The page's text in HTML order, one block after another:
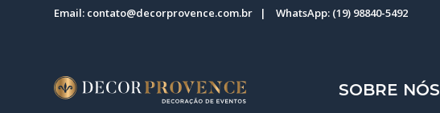
Email: contato@decorprovence.com.br | WhatsApp: (19) 98840-5492
SOBRE NÓS